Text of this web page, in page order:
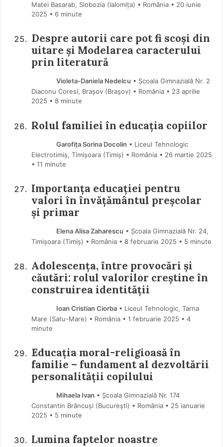
Matei Basarab, Slobozia (Ialomiţa) • România
20 iunie
2025 • 6 minute
Despre autorii care pot fi scoși din
uitare și Modelarea caracterului
prin literatură
Violeta-Daniela Nedelcu • Școala Gimnazială Nr. 2
Diaconu Coresi, Brașov (Braşov) • România
23 aprilie
2025 • 8 minute
Rolul familiei în educația copiilor
Garofița Sorina Docolin • Liceul Tehnologic
Electrotimiș, Timișoara (Timiş) • România
26 martie 2025
• 11 minute
Importanța educației pentru
valori în învățământul preșcolar
și primar
Elena Alisa Zaharescu • Școala Gimnazială Nr. 24,
Timișoara (Timiş) • România
8 februarie 2025 • 5 minute
Adolescența, între provocări și
căutări: rolul valorilor creștine în
construirea identității
Ioan Cristian Ciorba• Liceul Tehnologic, Tarna
Mare (Satu-Mare) • România
1 februarie 2025 • 4
minute
Educația moral-religioasă în
familie – fundament al dezvoltării
personalității copilului
Mihaela Ivan • Școala Gimnazială Nr. 174
Constantin Brâncuși (Bucureşti) • România
25 ianuarie
2025 • 5 minute
Lumina faptelor noastre